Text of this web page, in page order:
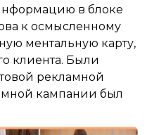
в блоке
к осмысленному
ментальную карту,
клиента. Были
рекламной
кампании был